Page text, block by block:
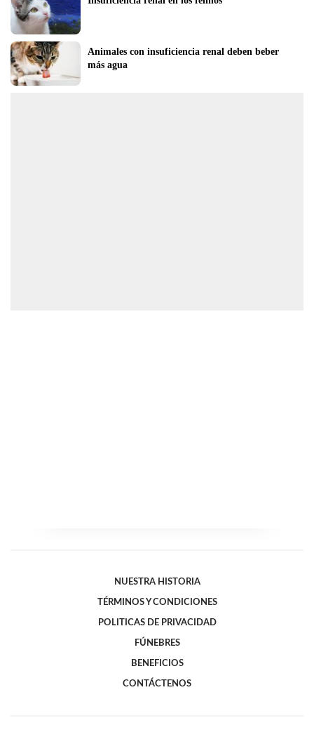
Animales con insuficiencia renal deben beber
más agua
NUESTRA HISTORIA
TÉRMINOS Y CONDICIONES
POLITICAS DE PRIVACIDAD
FÚNEBRES
BENEFICIOS
CONTÁCTENOS